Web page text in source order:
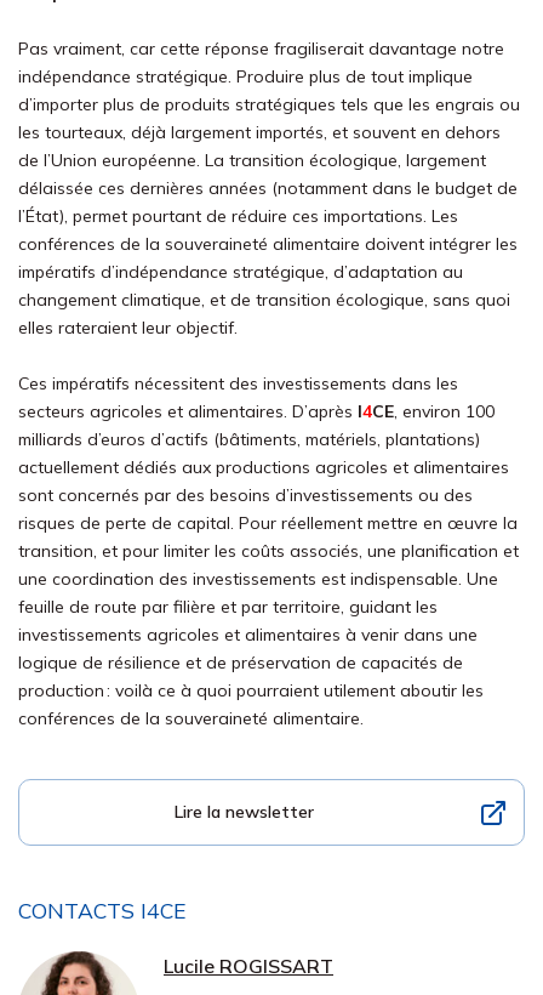
Pas vraiment, car cette réponse fragiliserait davantage notre
indépendance stratégique. Produire plus de tout implique
d’importer plus de produits stratégiques tels que les engrais ou
les tourteaux, déjà largement importés, et souvent en dehors
de l’Union européenne. La transition écologique, largement
délaissée ces dernières années (notamment dans le budget de
l’État), permet pourtant de réduire ces importations. Les
conférences de la souveraineté alimentaire doivent intégrer les
impératifs d’indépendance stratégique, d’adaptation au
changement climatique, et de transition écologique, sans quoi
elles rateraient leur objectif.
Ces impératifs nécessitent des investissements dans les
secteurs agricoles et alimentaires. D’après I4CE, environ 100
milliards d’euros d’actifs (bâtiments, matériels, plantations)
actuellement dédiés aux productions agricoles et alimentaires
sont concernés par des besoins d’investissements ou des
risques de perte de capital. Pour réellement mettre en œuvre la
transition, et pour limiter les coûts associés, une planification et
une coordination des investissements est indispensable. Une
feuille de route par filière et par territoire, guidant les
investissements agricoles et alimentaires à venir dans une
logique de résilience et de préservation de capacités de
production : voilà ce à quoi pourraient utilement aboutir les
conférences de la souveraineté alimentaire.
Lire la newsletter
CONTACTS I4CE
Lucile ROGISSART